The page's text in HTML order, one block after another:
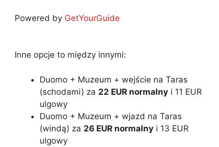
Powered by GetYourGuide
Inne opcje to między innymi:
Duomo + Muzeum + wejście na Taras
(schodami) za 22 EUR normalny i 11 EUR
ulgowy
Duomo + Muzeum + wjazd na Taras
(windą) za 26 EUR normalny i 13 EUR
ulgowy